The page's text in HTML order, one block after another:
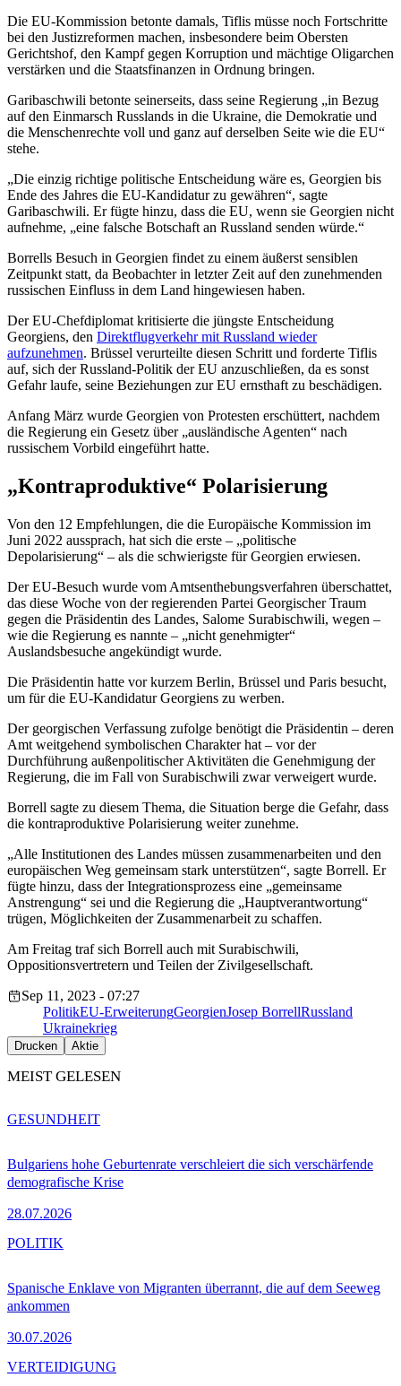
Die EU-Kommission betonte damals, Tiflis müsse noch Fortschritte
bei den Justizreformen machen, insbesondere beim Obersten
Gerichtshof, den Kampf gegen Korruption und mächtige Oligarchen
verstärken und die Staatsfinanzen in Ordnung bringen.
Garibaschwili betonte seinerseits, dass seine Regierung „in Bezug
auf den Einmarsch Russlands in die Ukraine, die Demokratie und
die Menschenrechte voll und ganz auf derselben Seite wie die EU“
stehe.
„Die einzig richtige politische Entscheidung wäre es, Georgien bis
Ende des Jahres die EU-Kandidatur zu gewähren“, sagte
Garibaschwili. Er fügte hinzu, dass die EU, wenn sie Georgien nicht
aufnehme, „eine falsche Botschaft an Russland senden würde.“
Borrells Besuch in Georgien findet zu einem äußerst sensiblen
Zeitpunkt statt, da Beobachter in letzter Zeit auf den zunehmenden
russischen Einfluss in dem Land hingewiesen haben.
Der EU-Chefdiplomat kritisierte die jüngste Entscheidung
Georgiens, den Direktflugverkehr mit Russland wieder
aufzunehmen. Brüssel verurteilte diesen Schritt und forderte Tiflis
auf, sich der Russland-Politik der EU anzuschließen, da es sonst
Gefahr laufe, seine Beziehungen zur EU ernsthaft zu beschädigen.
Anfang März wurde Georgien von Protesten erschüttert, nachdem
die Regierung ein Gesetz über „ausländische Agenten“ nach
russischem Vorbild eingeführt hatte.
„Kontraproduktive“ Polarisierung
Von den 12 Empfehlungen, die die Europäische Kommission im
Juni 2022 aussprach, hat sich die erste – „politische
Depolarisierung“ – als die schwierigste für Georgien erwiesen.
Der EU-Besuch wurde vom Amtsenthebungsverfahren überschattet,
das diese Woche von der regierenden Partei Georgischer Traum
gegen die Präsidentin des Landes, Salome Surabischwili, wegen –
wie die Regierung es nannte – „nicht genehmigter“
Auslandsbesuche angekündigt wurde.
Die Präsidentin hatte vor kurzem Berlin, Brüssel und Paris besucht,
um für die EU-Kandidatur Georgiens zu werben.
Der georgischen Verfassung zufolge benötigt die Präsidentin – deren
Amt weitgehend symbolischen Charakter hat – vor der
Durchführung außenpolitischer Aktivitäten die Genehmigung der
Regierung, die im Fall von Surabischwili zwar verweigert wurde.
Borrell sagte zu diesem Thema, die Situation berge die Gefahr, dass
die kontraproduktive Polarisierung weiter zunehme.
„Alle Institutionen des Landes müssen zusammenarbeiten und den
europäischen Weg gemeinsam stark unterstützen“, sagte Borrell. Er
fügte hinzu, dass der Integrationsprozess eine „gemeinsame
Anstrengung“ sei und die Regierung die „Hauptverantwortung“
trügen, Möglichkeiten der Zusammenarbeit zu schaffen.
Am Freitag traf sich Borrell auch mit Surabischwili,
Oppositionsvertretern und Teilen der Zivilgesellschaft.
Sep 11, 2023 - 07:27
PolitikEU-ErweiterungGeorgienJosep BorrellRussland
Ukrainekrieg
Drucken Aktie
MEIST GELESEN
Bulgariens hohe Geburtenrate verschleiert die sich verschärfende
demografische Krise
28.07.2026
GESUNDHEIT
Spanische Enklave von Migranten überrannt, die auf dem Seeweg
ankommen
30.07.2026
POLITIK
VERTEIDIGUNG